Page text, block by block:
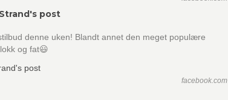
post
denne uken! Blandt annet den meget populære
og fat😃
facebook.com